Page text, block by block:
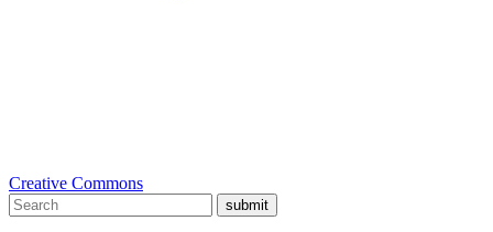
Creative Commons
submit